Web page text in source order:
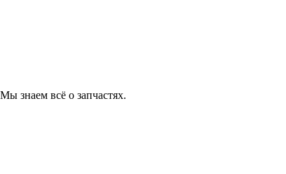
знаем всё о запчастях.